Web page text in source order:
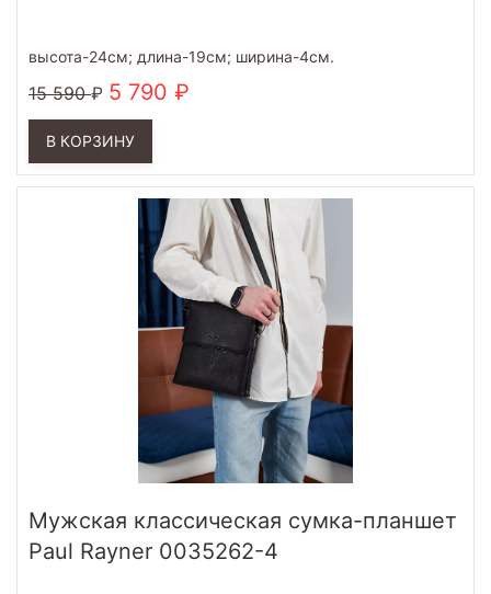
высота-24см; длина-19см; ширина-4см.
15 590 5 790
В КОРЗИНУ
Мужская классическая сумка-планшет
Paul Rayner 0035262-4